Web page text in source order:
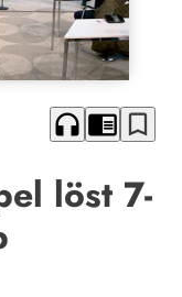
headphones chrome_reader_mode bookmark_border
löst 7-